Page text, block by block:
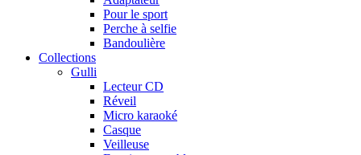
Pour le sport
Perche à selfie
Bandoulière
Collections
Gulli
Lecteur CD
Réveil
Micro karaoké
Casque
Veilleuse